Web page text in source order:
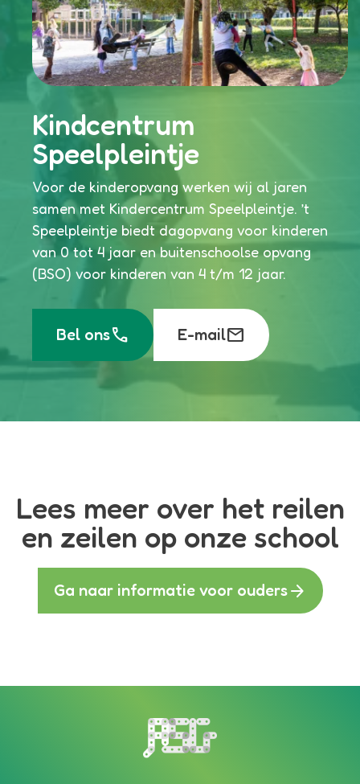
Kindcentrum
Speelpleintje
Voor de kinderopvang werken wij al jaren
samen met Kindercentrum Speelpleintje. ’t
Speelpleintje biedt dagopvang voor kinderen
van 0 tot 4 jaar en buitenschoolse opvang
(BSO) voor kinderen van 4 t/m 12 jaar.
Bel onscall E-mailmail
Lees meer over het reilen
en zeilen op onze school
Ga naar informatie voor oudersarrow_forward
Bezoek de homepagina van de